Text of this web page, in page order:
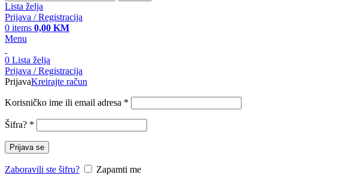
Lista želja
Prijava / Registracija
0 items 0,00 KM
Menu
0 Lista želja
Prijava / Registracija
PrijavaKreirajte račun
Korisničko ime ili email adresa *
Šifra? *
Prijava se
Zaboravili ste šifru?
Zapamti me